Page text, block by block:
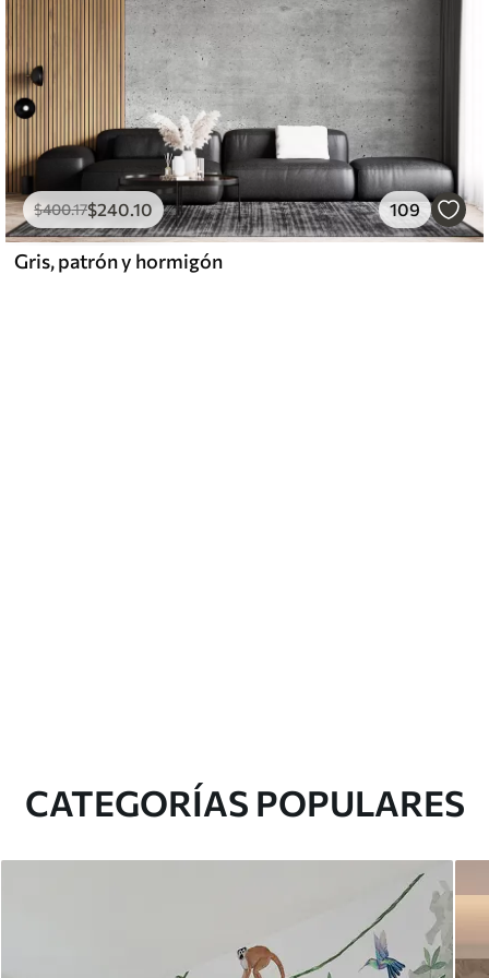
$400.17$240 .10 109
Gris, patrón y hormigón
CATEGORÍAS POPULARES